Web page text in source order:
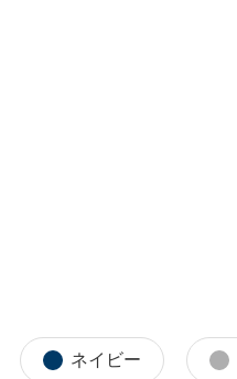
ネイビー